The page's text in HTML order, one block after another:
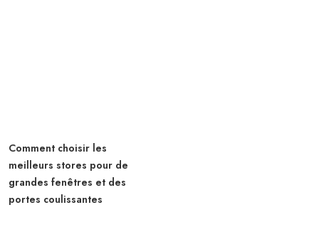
Comment choisir les
meilleurs stores pour de
grandes fenêtres et des
portes coulissantes